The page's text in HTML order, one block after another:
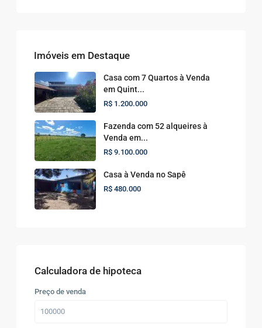
Imóveis em Destaque
Casa com 7 Quartos à Venda
em Quint...
R$ 1.200.000
Fazenda com 52 alqueires à
Venda em...
R$ 9.100.000
Casa à Venda no Sapê
R$ 480.000
Calculadora de hipoteca
Preço de venda